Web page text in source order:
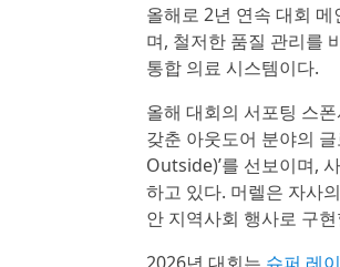
올해로 2년 연속 대회
며, 철저한 품질 관리를
통합 의료 시스템이다.
올해 대회의 서포팅 스
갖춘 아웃도어 분야의
Outside)’를 선보이며,
하고 있다. 머렐은 자사의
안 지역사회 행사로 구